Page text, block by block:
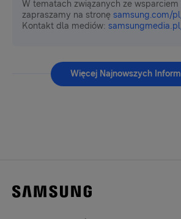
W tematach związanych ze
zapraszamy na stronę samsung.com/
Kontakt dla mediów:
Więcej Najnowszych